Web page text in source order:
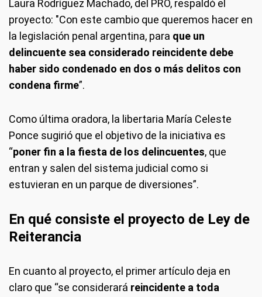
Laura Rodríguez Machado, del PRO, respaldó el
proyecto: "Con este cambio que queremos hacer en
la legislación penal argentina, para que un
delincuente sea considerado reincidente debe
haber sido condenado en dos o más delitos con
condena firme”.
Como última oradora, la libertaria María Celeste
Ponce sugirió que el objetivo de la iniciativa es
“poner fin a la fiesta de los delincuentes, que
entran y salen del sistema judicial como si
estuvieran en un parque de diversiones”.
En qué consiste el proyecto de Ley de
Reiterancia
En cuanto al proyecto, el primer artículo deja en
claro que “se considerará reincidente a toda